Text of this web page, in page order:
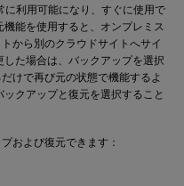
に利用可能になり、すぐに使用で
能を使用すると、オンプレミス
から別のクラウドサイトへサイ
した場合は、バックアップを選択
けで再び元の状態で機能するよ
クアップと復元を選択すること
および復元できます：